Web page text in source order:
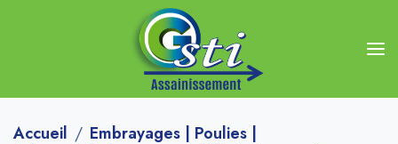
Accueil
Embrayages | Poulies |